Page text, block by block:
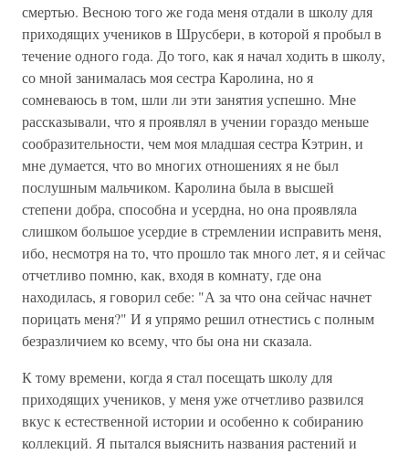
смертью. Весною того же года меня отдали в школу для
приходящих учеников в Шрусбери, в которой я пробыл в
течение одного года. До того, как я начал ходить в школу,
со мной занималась моя сестра Каролина, но я
сомневаюсь в том, шли ли эти занятия успешно. Мне
рассказывали, что я проявлял в учении гораздо меньше
сообразительности, чем моя младшая сестра Кэтрин, и
мне думается, что во многих отношениях я не был
послушным мальчиком. Каролина была в высшей
степени добра, способна и усердна, но она проявляла
слишком большое усердие в стремлении исправить меня,
ибо, несмотря на то, что прошло так много лет, я и сейчас
отчетливо помню, как, входя в комнату, где она
находилась, я говорил себе: "А за что она сейчас начнет
порицать меня?" И я упрямо решил отнестись с полным
безразличием ко всему, что бы она ни сказала.
К тому времени, когда я стал посещать школу для
приходящих учеников, у меня уже отчетливо развился
вкус к естественной истории и особенно к собиранию
коллекций. Я пытался выяснить названия растений и